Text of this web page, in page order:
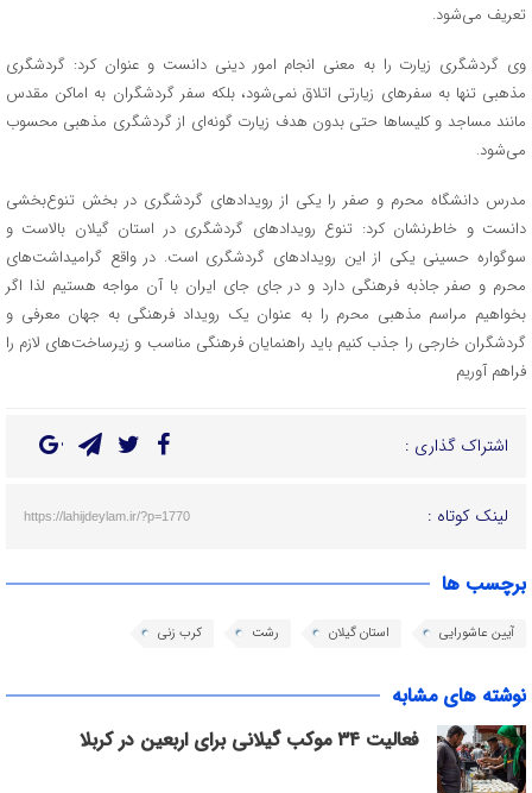
تعریف می‌شود.
وی گردشگری زیارت را به معنی انجام امور دینی دانست و عنوان کرد: گردشگری
مذهبی تنها به سفرهای زیارتی اتلاق نمی‌شود، بلکه سفر گردشگران به اماکن مقدس
مانند مساجد و کلیساها حتی بدون هدف زیارت گونه‌ای از گردشگری مذهبی محسوب
می‌شود.
مدرس دانشگاه محرم و صفر را یکی از رویدادهای گردشگری در بخش تنوع‌بخشی
دانست و خاطرنشان کرد: تنوع رویدادهای گردشگری در استان گیلان بالاست و
سوگواره حسینی یکی از این رویدادهای گردشگری است. در واقع گرامیداشت‌های
محرم و صفر جاذبه فرهنگی دارد و در جای جای ایران با آن مواجه هستیم لذا اگر
بخواهیم مراسم مذهبی محرم را به عنوان یک رویداد فرهنگی به جهان معرفی و
گردشگران خارجی را جذب کنیم باید راهنمایان فرهنگی مناسب و زیرساخت‌های لازم را
فراهم آوریم
اشتراک گذاری :
لینک کوتاه : https://lahijdeylam.ir/?p=1770
برچسب ها
آیین عاشورایی استان گیلان رشت کرب زنی
نوشته های مشابه
فعالیت ۳۴ موکب گیلانی برای اربعین در کربلا